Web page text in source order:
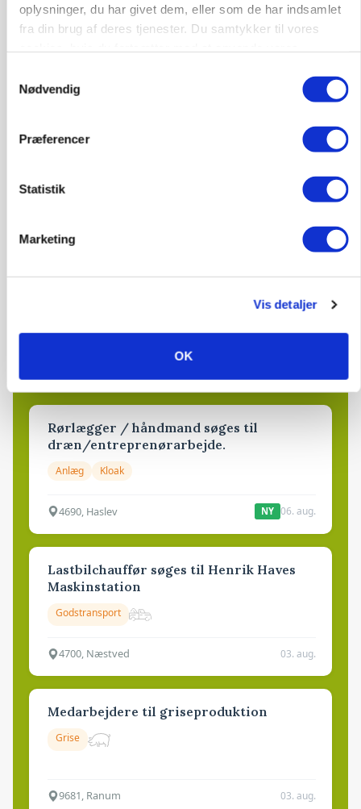
oplysninger, du har givet dem, eller som de har indsamlet
fra din brug af deres tjenester. Du samtykker til vores
Nødvendig
Præferencer
Statistik
Marketing
Vis detaljer
OK
gab er 3 kroner – ikke 4,30
Rørlægger / håndmand søges til
dræn/entreprenørarbejde.
Anlæg Kloak
4690, Haslev NY 06. aug.
Lastbilchauffør søges til Henrik Haves
Maskinstation
Godstransport
4700, Næstved 03. aug.
Medarbejdere til griseproduktion
Grise
9681, Ranum 03. aug.